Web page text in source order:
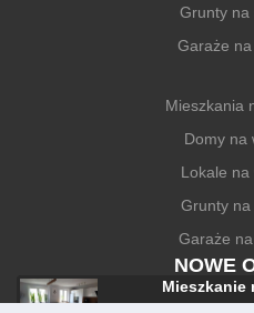
Grunty na
Garaże
Mieszkania
Domy na
Lokale na
Grunty na
Garaże
NOWE
Mieszkanie